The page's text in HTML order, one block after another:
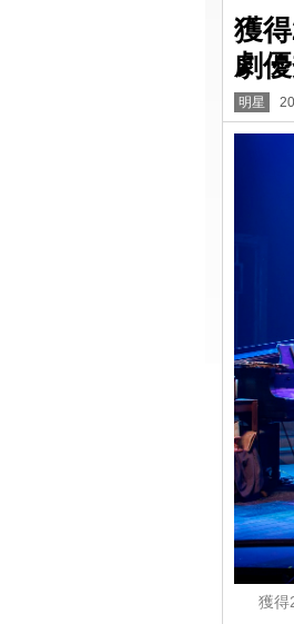
獲
劇
明星
獲得